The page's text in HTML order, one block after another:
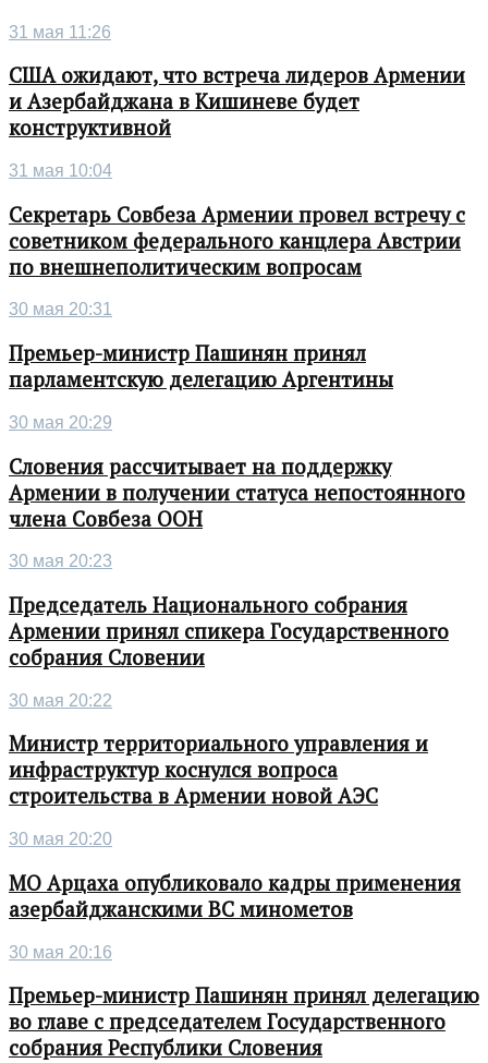
31 мая 11:26
США ожидают, что встреча лидеров Армении
и Азербайджана в Кишиневе будет
конструктивной
31 мая 10:04
Секретарь Совбеза Армении провел встречу с
советником федерального канцлера Австрии
по внешнеполитическим вопросам
30 мая 20:31
Премьер-министр Пашинян принял
парламентскую делегацию Аргентины
30 мая 20:29
Словения рассчитывает на поддержку
Армении в получении статуса непостоянного
члена Совбеза ООН
30 мая 20:23
Председатель Национального собрания
Армении принял спикера Государственного
собрания Словении
30 мая 20:22
Министр территориального управления и
инфраструктур коснулся вопроса
строительства в Армении новой АЭС
30 мая 20:20
МО Арцаха опубликовало кадры применения
азербайджанскими ВС минометов
30 мая 20:16
Премьер-министр Пашинян принял делегацию
во главе с председателем Государственного
собрания Республики Словения